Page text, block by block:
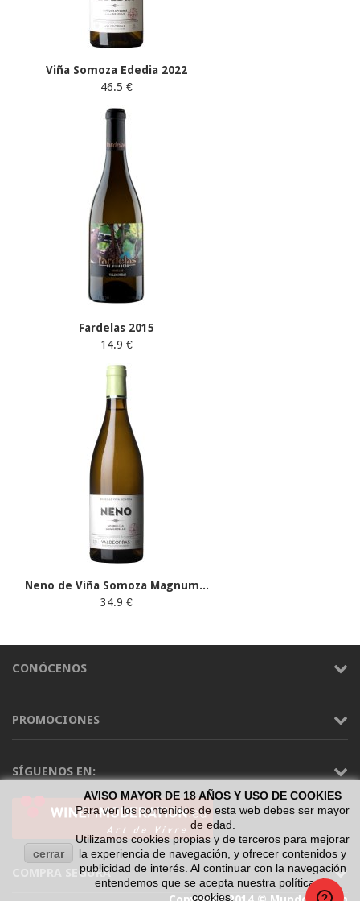
Viña Somoza Ededia 2022
46.5 €
Fardelas 2015
14.9 €
Neno de Viña Somoza Magnum...
34.9 €
CONÓCENOS
PROMOCIONES
SÍGUENOS EN:
COMPRA SEGURA
cerrar
AVISO MAYOR DE 18 AÑOS Y USO DE COOKIES
Para ver los contenidos de esta web debes ser mayor
de edad.
Utilizamos cookies propias y de terceros para mejorar
la experiencia de navegación, y ofrecer contenidos y
publicidad de interés. Al continuar con la navegación
entendemos que se acepta nuestra política de
cookies.